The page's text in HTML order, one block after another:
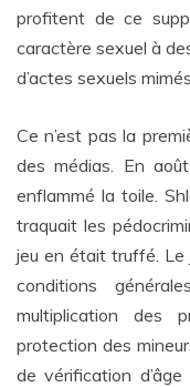
profitent de ce
caractère sexuel à
d’actes sexuels
Ce n’est pas la
des médias. En
enflammé la toile.
traquait les
jeu en était truffé. Le
conditions
multiplication des
protection des
de vérification